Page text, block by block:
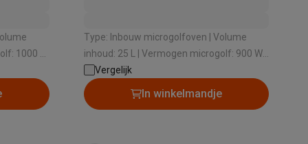
& GPS trackers
1000 W
mm
Type: Inbouw microgolfoven | Volume
inhoud: 25 L | Vermogen microgolf: 900 W |
Draaischotel: Ja | Nishoogte: 388 mm
Vergelijk
In winkelmandje